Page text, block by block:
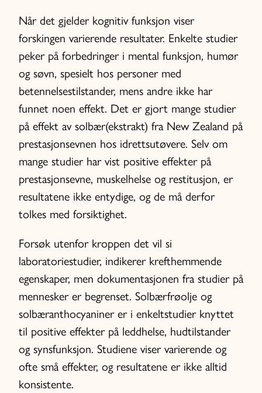
Når det gjelder kognitiv funksjon viser
forskingen varierende resultater. Enkelte studier
peker på forbedringer i mental funksjon, humør
og søvn, spesielt hos personer med
betennelsestilstander, mens andre ikke har
funnet noen effekt. Det er gjort mange studier
på effekt av solbær(ekstrakt) fra New Zealand på
prestasjonsevnen hos idrettsutøvere. Selv om
mange studier har vist positive effekter på
prestasjonsevne, muskelhelse og restitusjon, er
resultatene ikke entydige, og de må derfor
tolkes med forsiktighet.
Forsøk utenfor kroppen det vil si
laboratoriestudier, indikerer krefthemmende
egenskaper, men dokumentasjonen fra studier på
mennesker er begrenset. Solbærfrøolje og
solbæranthocyaniner er i enkeltstudier knyttet
til positive effekter på leddhelse, hudtilstander
og synsfunksjon. Studiene viser varierende og
ofte små effekter, og resultatene er ikke alltid
konsistente.